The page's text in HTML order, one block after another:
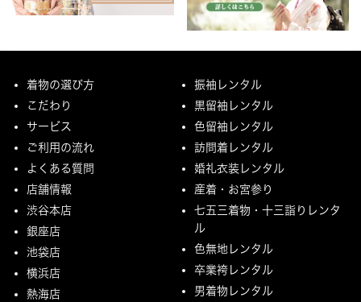
着物の選び方
こだわり
サービス
ご利用の流れ
よくある質問
店舗情報
渋谷本店
銀座店
池袋店
横浜店
熱海店
振袖レンタル
黒留袖レンタル
色留袖レンタル
訪問着レンタル
婚礼衣装レンタル
産着・お宮参り
七五三着物・十三詣りレンタ
ル
色無地レンタル
卒業袴レンタル
男着物レンタル